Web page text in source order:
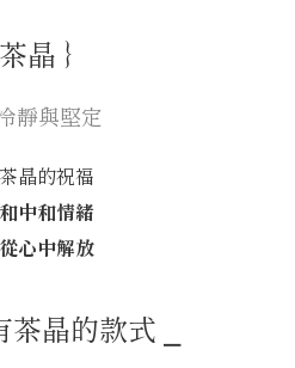
茶晶 ｝
靜與堅定
晶的祝福
中和情緒
心中解放
茶晶的款式 ⎯